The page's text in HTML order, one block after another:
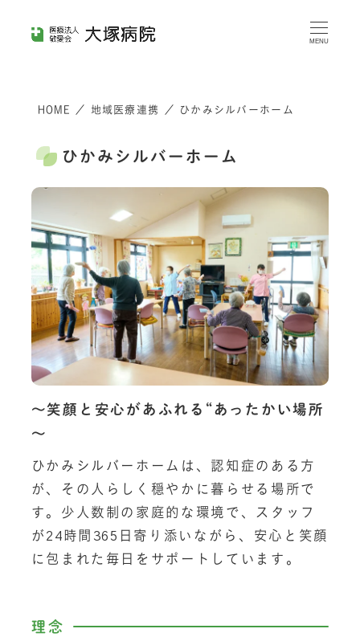
MENU
HOME ／ 地域医療連携 ／ ひかみシルバーホーム
ひかみシルバーホーム
～笑顔と安心があふれる“あったかい場所
～
ひかみシルバーホームは、認知症のある方
が、その人らしく穏やかに暮らせる場所で
す。少人数制の家庭的な環境で、スタッフ
が24時間365日寄り添いながら、安心と笑顔
に包まれた毎日をサポートしています。
理念